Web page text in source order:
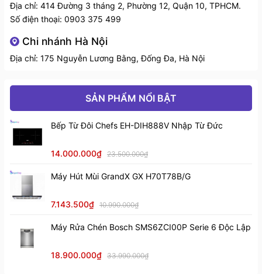
Thiết kế và hiệu suất hoạt động
2. Đặc điểm nổi bật của máy rửa chén
SMS8GX89G
a) Các chế độ rửa của SMS8GX89G
Máy GrandX SMS8GX89G cung cấp 10 chế độ rửa đa
dạng, đáp ứng được nhiều nhu cầu sử dụng từ hàng
ngày đến khi có tiệc và yêu cầu cao về vệ sinh:
Rửa tự động Auto 72°C
Tiêu thụ nước Tối đa ~9 lít/lần rửa
Kích thước sản
598 (R) x 598 (S) x 775–805 (C) mm
khoét âm tủ
Bảo hành
Motor 7 năm – Máy 4 năm – Giàn rửa 2
Địa chỉ: 414 Đường 3 tháng 2, Phường 12, Quận 10, TPHCM.
Số điện thoại: 0903 375 499
Chi nhánh Hà Nội
Địa chỉ: 175 Nguyễn Lương Bằng, Đống Đa, Hà Nội
SẢN PHẨM NỔI BẬT
Bếp Từ Đôi Chefs EH-DIH888V Nhập Từ Đức
14.000.000₫ 23.500.000₫
Máy Hút Mùi GrandX GX H70T78B/G
7.143.500₫ 10.990.000₫
Máy Rửa Chén Bosch SMS6ZCI00P Serie 6 Độc Lập
18.900.000₫ 33.990.000₫